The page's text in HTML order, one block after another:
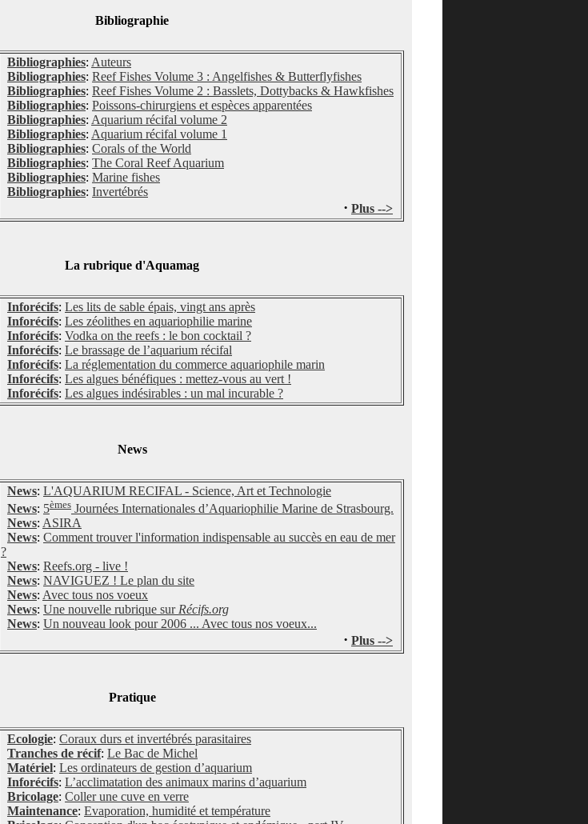
Bibliographie
Bibliographies: Auteurs
Bibliographies: Reef Fishes Volume 3 : Angelfishes & Butterflyfishes
Bibliographies: Reef Fishes Volume 2 : Basslets, Dottybacks & Hawkfishes
Bibliographies: Poissons-chirurgiens et espèces apparentées
Bibliographies: Aquarium récifal volume 2
Bibliographies: Aquarium récifal volume 1
Bibliographies: Corals of the World
Bibliographies: The Coral Reef Aquarium
Bibliographies: Marine fishes
Bibliographies: Invertébrés
· Plus -->
La rubrique d'Aquamag
Inforécifs: Les lits de sable épais, vingt ans après
Inforécifs: Les zéolithes en aquariophilie marine
Inforécifs: Vodka on the reefs : le bon cocktail ?
Inforécifs: Le brassage de l’aquarium récifal
Inforécifs: La réglementation du commerce aquariophile marin
Inforécifs: Les algues bénéfiques : mettez-vous au vert !
Inforécifs: Les algues indésirables : un mal incurable ?
News
News: L'AQUARIUM RECIFAL - Science, Art et Technologie
News: 5èmes Journées Internationales d’Aquariophilie Marine de Strasbourg.
News: ASIRA
News: Comment trouver l'information indispensable au succès en eau de mer
?
News: Reefs.org - live !
News: NAVIGUEZ ! Le plan du site
News: Avec tous nos voeux
News: Une nouvelle rubrique sur Récifs.org
News: Un nouveau look pour 2006 ... Avec tous nos voeux...
· Plus -->
Pratique
Ecologie: Coraux durs et invertébrés parasitaires
Tranches de récif: Le Bac de Michel
Matériel: Les ordinateurs de gestion d’aquarium
Inforécifs: L’acclimatation des animaux marins d’aquarium
Bricolage: Coller une cuve en verre
Maintenance: Evaporation, humidité et température